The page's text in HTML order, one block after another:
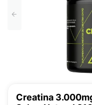
Creatina